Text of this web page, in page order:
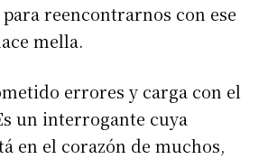
reencontrarnos con ese
mella.
errores y carga con el
un interrogante cuya
en el corazón de muchos,